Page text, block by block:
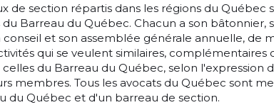
de section répartis dans les régions du Québec
Barreau du Québec. Chacun a son bâtonnier,
conseil et son assemblée générale annuelle, de
qui se veulent similaires, complémentaires
du Barreau du Québec, selon l'expression
membres. Tous les avocats du Québec sont
du Québec et d'un barreau de section.